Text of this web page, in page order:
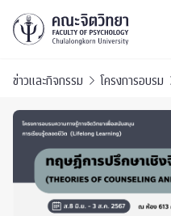
ข่าวและกิจกรรม โครงการอบรม